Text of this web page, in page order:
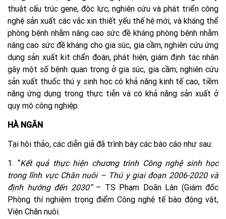
thuật cấu trúc gene, độc lực; nghiên cứu và phát triển công
nghệ sản xuất các vắc xin thiết yếu thế hệ mới, và kháng thể
phòng bệnh nhằm nâng cao sức đề kháng phòng bệnh nhằm
nâng cao sức đề kháng cho gia súc, gia cầm; nghiên cứu ứng
dụng sản xuất kit chẩn đoán, phát hiện, giám định tác nhân
gây một số bệnh quan trọng ở gia súc, gia cầm; nghiên cứu
sản xuất thuốc thú y sinh học có khả năng kinh tế cao, tiềm
năng ứng dụng trong thực tiễn và có khả năng sản xuất ở
quy mô công nghiệp.
HÀ NGÂN
Tại hội thảo, các diễn giả đã trình bày các báo cáo như sau:
1. “Kết quả thực hiện chương trình Công nghệ sinh học
trong lĩnh vực Chăn nuôi – Thú y giai đoạn 2006-2020 và
định hướng đến 2030”– TS Phạm Doãn Lân (Giám đốc
Phòng thí nghiệm trọng điểm Công nghệ tế bào động vật,
Viện Chăn nuôi.